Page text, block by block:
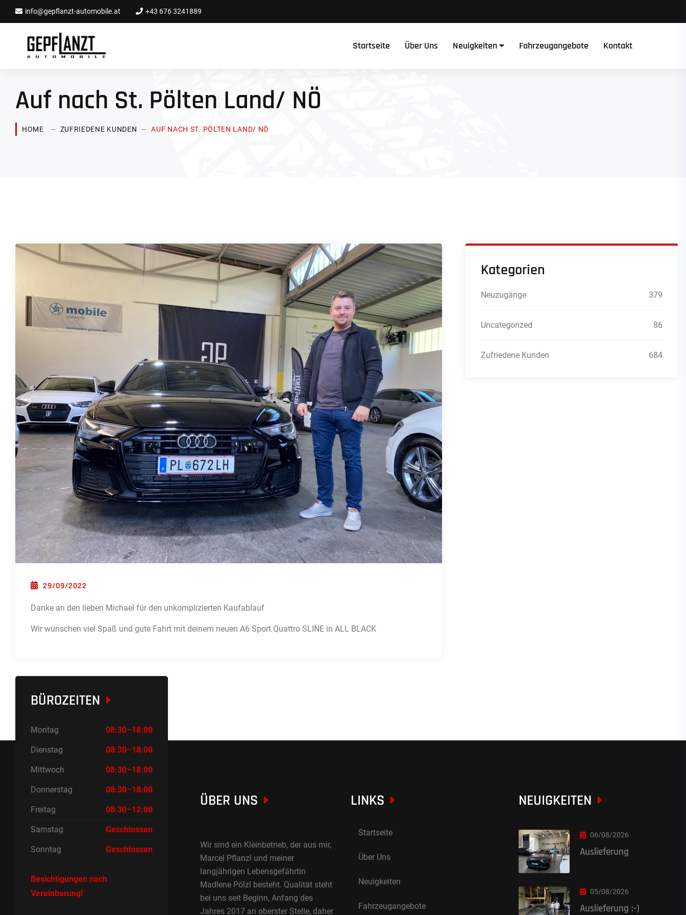
info@gepflanzt-automobile.at +43 676 3241889
Startseite Über Uns Neuigkeiten Fahrzeugangebote Kontakt
Auf nach St. Pölten Land/ NÖ
HOME ZUFRIEDENE KUNDEN AUF NACH ST. PÖLTEN LAND/ NÖ
POSTED ON
29/09/2022
Danke an den lieben Michael für den unkomplizierten Kaufablauf
Wir wünschen viel Spaß und gute Fahrt mit deinem neuen A6 Sport Quattro SLINE in ALL BLACK
Kategorien
Neuzugänge 379
Uncategorized 86
Zufriedene Kunden 684
BÜROZEITEN
Montag 08:30–18:00
Dienstag 08:30–18:00
Mittwoch 08:30–18:00
Donnerstag 08:30–18:00
Freitag 08:30–12:00
Samstag Geschlossen
Sonntag Geschlossen
Besichtigungen nach
Vereinbarung!
ÜBER UNS
Wir sind ein Kleinbetrieb, der aus mir,
Marcel Pflanzl und meiner
langjährigen Lebensgefährtin
Madlene Pölzl besteht. Qualität steht
bei uns seit Beginn, Anfang des
Jahres 2017 an oberster Stelle, daher
LINKS
Startseite
Über Uns
Neuigkeiten
Fahrzeugangebote
NEUIGKEITEN
06/08/2026
Auslieferung
05/08/2026
Auslieferung :-)